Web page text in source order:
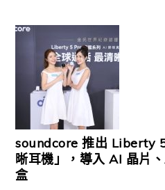
soundcore 推出 Liberty
晰耳機」，導入 AI 晶片
盒